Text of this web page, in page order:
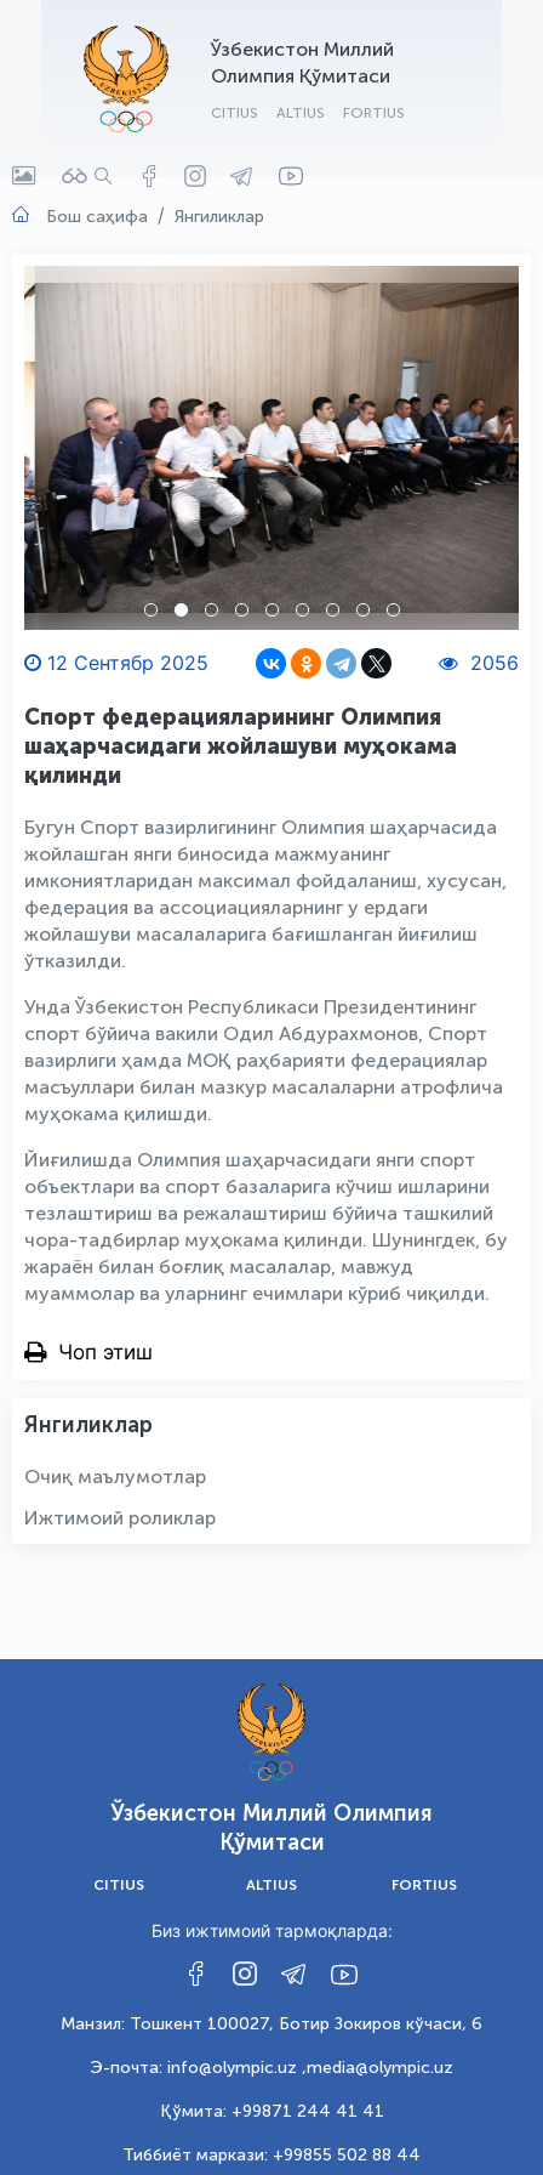
Ўзбекистон Миллий
Олимпия Қўмитаси
CITIUS ALTIUS FORTIUS
Бош саҳифа Янгиликлар
12 Сентябр 2025 2056
Спорт федерацияларининг Олимпия
шаҳарчасидаги жойлашуви муҳокама
қилинди
Бугун Спорт вазирлигининг Олимпия шаҳарчасида
жойлашган янги биносида мажмуанинг
имкониятларидан максимал фойдаланиш, хусусан,
федерация ва ассоциацияларнинг у ердаги
жойлашуви масалаларига бағишланган йиғилиш
ўтказилди.
Унда Ўзбекистон Республикаси Президентининг
спорт бўйича вакили Одил Абдурахмонов, Спорт
вазирлиги ҳамда МОҚ раҳбарияти федерациялар
масъуллари билан мазкур масалаларни атрофлича
муҳокама қилишди.
Йиғилишда Олимпия шаҳарчасидаги янги спорт
объектлари ва спорт базаларига кўчиш ишларини
тезлаштириш ва режалаштириш бўйича ташкилий
чора-тадбирлар муҳокама қилинди. Шунингдек, бу
жараён билан боғлиқ масалалар, мавжуд
муаммолар ва уларнинг ечимлари кўриб чиқилди.
Чоп этиш
Янгиликлар
Очиқ маълумотлар
Ижтимоий роликлар
Ўзбекистон Миллий Олимпия
Қўмитаси
CITIUS ALTIUS FORTIUS
Биз ижтимоий тармоқларда:
Манзил: Тошкент 100027, Ботир Зокиров кўчаси, 6
Э-почта: info@olympic.uz ,media@olympic.uz
Қўмита: +99871 244 41 41
Тиббиёт маркази: +99855 502 88 44
OLYMPCHIK AI - yordamchi
Онлайн · olympic.uz